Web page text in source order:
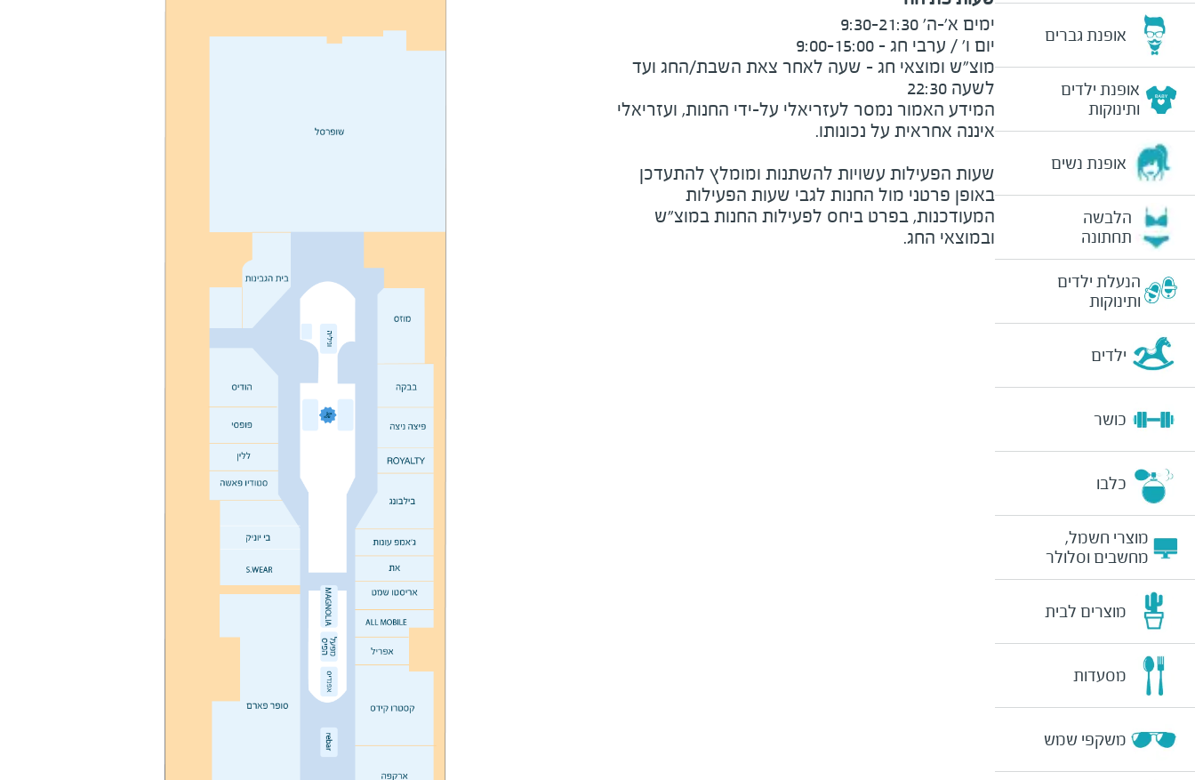
אופנת גברים
אופנת ילדים
ותינוקות
אופנת נשים
הלבשה
תחתונה
הנעלת ילדים
ותינוקות
ילדים
כושר
כלבו
מוצרי חשמל,
מחשבים וסלולר
מוצרים לבית
מסעדות
משקפי שמש
לשעה 22:30
המידע האמור נמסר לעזריאלי על-ידי החנות, ועזריאלי
שעות הפעילות עשויות להשתנות ומומלץ להתעדכן
באופן פרטני מול החנות לגבי שעות הפעילות
המעודכנות, בפרט ביחס לפעילות החנות במוצ"ש
ובמוצאי החג.